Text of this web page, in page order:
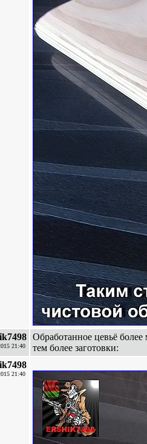
21:40
Обработанное цевьё
тем более заготовки:
21:40